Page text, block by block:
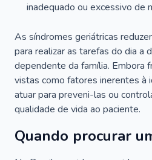
inadequado ou excessivo de
As síndromes geriátricas
para realizar as tarefas do dia a
dependente da família. Embora
vistas como fatores inerentes à
atuar para preveni-las ou
qualidade de vida ao paciente.
Quando procurar